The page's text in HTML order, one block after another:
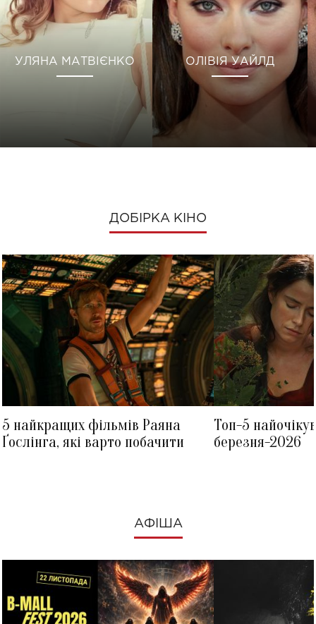
УЛЯНА МАТВІЄНКО ОЛІВІЯ УАЙЛД
ДОБІРКА КІНО
5 найкращих фільмів Раяна
Ґослінга, які варто побачити
Топ-5
березня-2026
АФІША